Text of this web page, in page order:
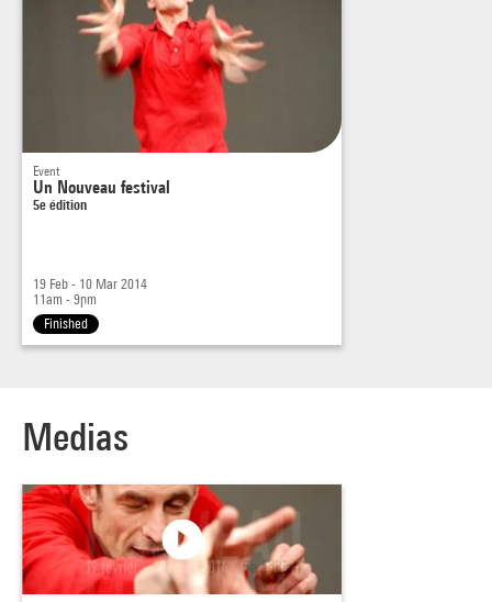
Event
Un Nouveau festival
5e édition
19 Feb - 10 Mar 2014
11am - 9pm
Finished
Medias